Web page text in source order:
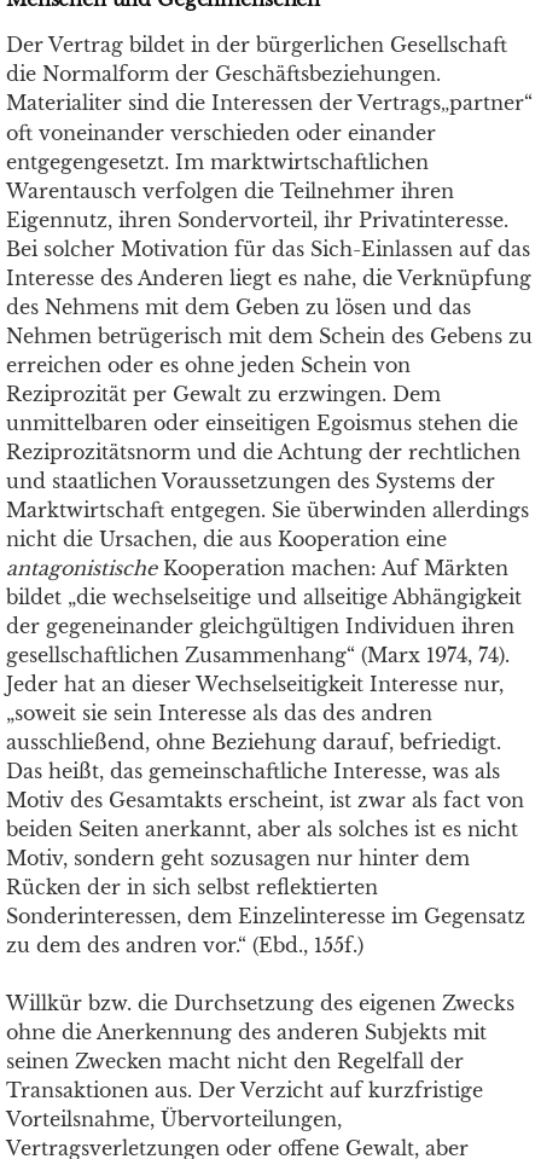
Der Vertrag bildet in der bürgerlichen Gesellschaft
die Normalform der Geschäftsbeziehungen.
Materialiter sind die Interessen der Vertrags„partner“
oft voneinander verschieden oder einander
entgegengesetzt. Im marktwirtschaftlichen
Warentausch verfolgen die Teilnehmer ihren
Eigennutz, ihren Sondervorteil, ihr Privatinteresse.
Bei solcher Motivation für das Sich-Einlassen auf das
Interesse des Anderen liegt es nahe, die Verknüpfung
des Nehmens mit dem Geben zu lösen und das
Nehmen betrügerisch mit dem Schein des Gebens zu
erreichen oder es ohne jeden Schein von
Reziprozität per Gewalt zu erzwingen. Dem
unmittelbaren oder einseitigen Egoismus stehen die
Reziprozitätsnorm und die Achtung der rechtlichen
und staatlichen Voraussetzungen des Systems der
Marktwirtschaft entgegen. Sie überwinden allerdings
nicht die Ursachen, die aus Kooperation eine
antagonistischeKooperation machen: Auf Märkten
bildet „die wechselseitige und allseitige Abhängigkeit
der gegeneinander gleichgültigen Individuen ihren
gesellschaftlichen Zusammenhang“ (Marx 1974, 74).
Jeder hat an dieser Wechselseitigkeit Interesse nur,
„soweit sie sein Interesse als das des andren
ausschließend, ohne Beziehung darauf, befriedigt.
Das heißt, das gemeinschaftliche Interesse, was als
Motiv des Gesamtakts erscheint, ist zwar als fact von
beiden Seiten anerkannt, aber als solches ist es nicht
Motiv, sondern geht sozusagen nur hinter dem
Rücken der in sich selbst reflektierten
Sonderinteressen, dem Einzelinteresse im Gegensatz
zu dem des andren vor.“ (Ebd., 155f.)
Willkür bzw. die Durchsetzung des eigenen Zwecks
ohne die Anerkennung des anderen Subjekts mit
seinen Zwecken macht nicht den Regelfall der
Transaktionen aus. Der Verzicht auf kurzfristige
Vorteilsnahme, Übervorteilungen,
Vertragsverletzungen oder offene Gewalt, aber